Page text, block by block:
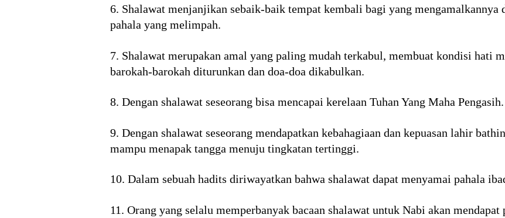
6. Shalawat menjanjikan sebaik-baik tempat kembali bagi yang mengamalkannya
pahala yang melimpah.
7. Shalawat merupakan amal yang paling mudah terkabul, membuat kondisi hati
barokah-barokah diturunkan dan doa-doa dikabulkan.
8. Dengan shalawat seseorang bisa mencapai kerelaan Tuhan Yang Maha Pengasih.
9. Dengan shalawat seseorang mendapatkan kebahagiaan dan kepuasan lahir
mampu menapak tangga menuju tingkatan tertinggi.
10. Dalam sebuah hadits diriwayatkan bahwa shalawat dapat menyamai pahala
11. Orang yang selalu memperbanyak bacaan shalawat untuk Nabi akan